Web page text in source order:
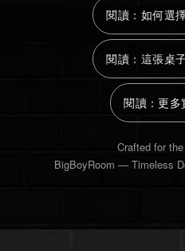
閱讀：如何選
閱讀：這張桌
閱讀：更多
Crafted for the
BigBoyRoom — Timeless